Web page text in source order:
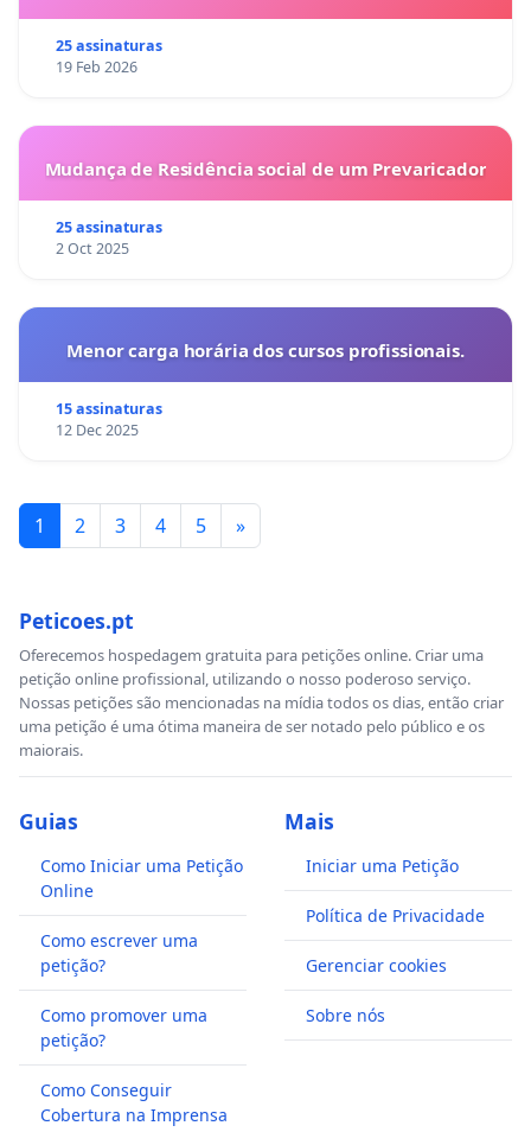
25 assinaturas
19 Feb 2026
Mudança de Residência social de um Prevaricador
25 assinaturas
2 Oct 2025
Menor carga horária dos cursos profissionais.
15 assinaturas
12 Dec 2025
1 2 3 4 5 »
Peticoes.pt
Oferecemos hospedagem gratuita para petições online. Criar uma
petição online profissional, utilizando o nosso poderoso serviço.
Nossas petições são mencionadas na mídia todos os dias, então criar
uma petição é uma ótima maneira de ser notado pelo público e os
maiorais.
Guias
Como Iniciar uma Petição
Online
Como escrever uma
petição?
Como promover uma
petição?
Como Conseguir
Cobertura na Imprensa
Mais
Iniciar uma Petição
Política de Privacidade
Gerenciar cookies
Sobre nós